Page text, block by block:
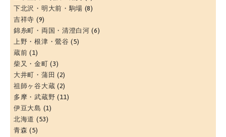
下北沢・明大前・駒場 (8)
吉祥寺 (9)
錦糸町・両国・清澄白河 (6)
上野・根津・鶯谷 (5)
蔵前 (1)
柴又・金町 (3)
大井町・蒲田 (2)
祖師ヶ谷大蔵 (2)
多摩・武蔵野 (11)
伊豆大島 (1)
北海道 (53)
青森 (5)